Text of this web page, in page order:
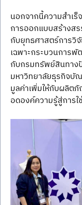
นอกจากนี้ความสำเ
การออกแบบสร้างส
กับยุทธศาสตร์การวิ
เฉพาะกระบวนการ
กับกรมทรัพย์สินทาง
มหาวิทยาลัยธุรกิจบั
มูลค่าเพิ่มให้กับผลิต
อดองค์ความรู้สู่การ